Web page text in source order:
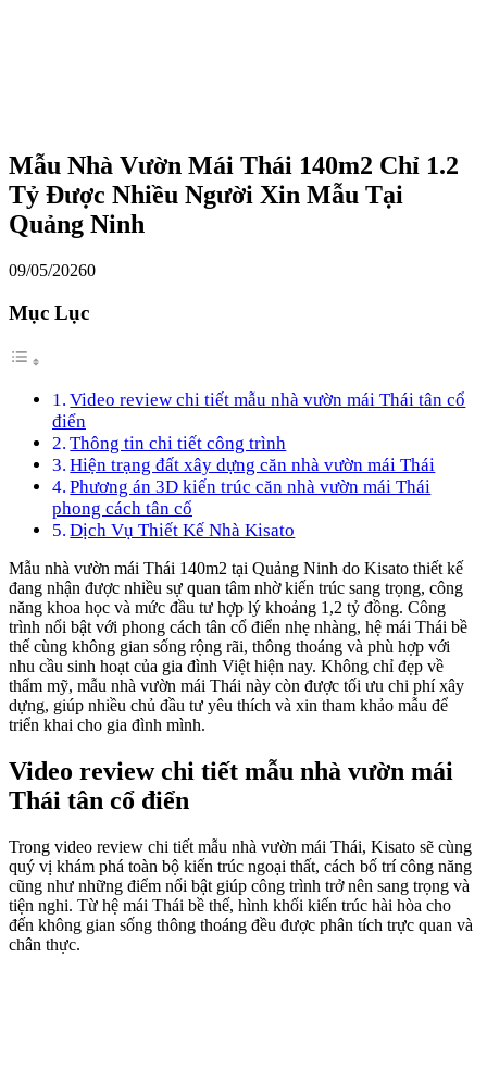
Mẫu Nhà Vườn Mái Thái 140m2 Chỉ 1.2
Tỷ Được Nhiều Người Xin Mẫu Tại
Quảng Ninh
09/05/20260
Mục Lục
Video review chi tiết mẫu nhà vườn mái Thái tân cổ
điển
Thông tin chi tiết công trình
Hiện trạng đất xây dựng căn nhà vườn mái Thái
Phương án 3D kiến trúc căn nhà vườn mái Thái
phong cách tân cổ
Dịch Vụ Thiết Kế Nhà Kisato
Mẫu nhà vườn mái Thái 140m2 tại Quảng Ninh do Kisato thiết kế
đang nhận được nhiều sự quan tâm nhờ kiến trúc sang trọng, công
năng khoa học và mức đầu tư hợp lý khoảng 1,2 tỷ đồng. Công
trình nổi bật với phong cách tân cổ điển nhẹ nhàng, hệ mái Thái bề
thế cùng không gian sống rộng rãi, thông thoáng và phù hợp với
nhu cầu sinh hoạt của gia đình Việt hiện nay. Không chỉ đẹp về
thẩm mỹ, mẫu nhà vườn mái Thái này còn được tối ưu chi phí xây
dựng, giúp nhiều chủ đầu tư yêu thích và xin tham khảo mẫu để
triển khai cho gia đình mình.
Video review chi tiết mẫu nhà vườn mái
Thái tân cổ điển
Trong video review chi tiết mẫu nhà vườn mái Thái, Kisato sẽ cùng
quý vị khám phá toàn bộ kiến trúc ngoại thất, cách bố trí công năng
cũng như những điểm nổi bật giúp công trình trở nên sang trọng và
tiện nghi. Từ hệ mái Thái bề thế, hình khối kiến trúc hài hòa cho
đến không gian sống thông thoáng đều được phân tích trực quan và
chân thực.